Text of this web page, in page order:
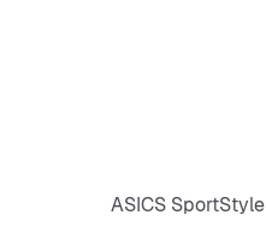
ASICS SportStyle